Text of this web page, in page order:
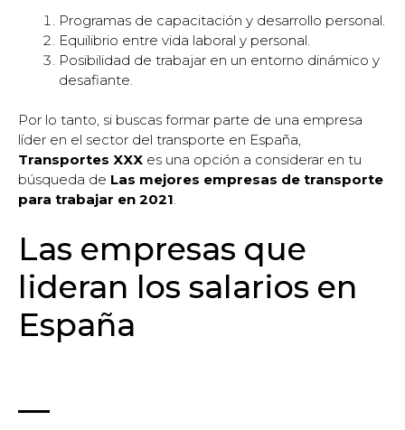
Programas de capacitación y desarrollo personal.
Equilibrio entre vida laboral y personal.
Posibilidad de trabajar en un entorno dinámico y
desafiante.
Por lo tanto, si buscas formar parte de una empresa
líder en el sector del transporte en España,
Transportes XXX es una opción a considerar en tu
búsqueda de Las mejores empresas de transporte
para trabajar en 2021.
Las empresas que
lideran los salarios en
España
—